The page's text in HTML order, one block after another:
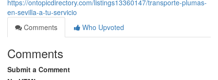
https://ontopicdirectory.com/listings13360147/transporte-plumas-
en-sevilla-a-tu-servicio
Comments
Who Upvoted
Comments
Submit a Comment